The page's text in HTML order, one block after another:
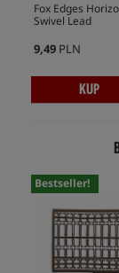
Fox Edges
Swivel Lead
9,49 PLN
KUP
Bestseller!